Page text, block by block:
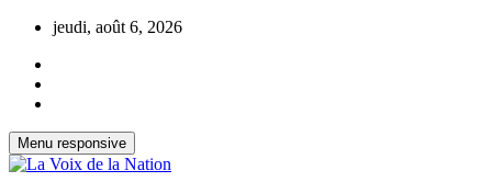
Aller
contenu
jeudi, août 6, 2026
Menu responsive